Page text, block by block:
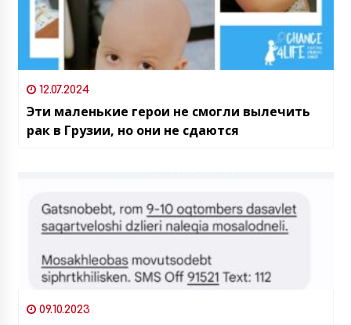
12.07.2024
Эти маленькие герои не смогли вылечить
рак в Грузии, но они не сдаются
09.10.2023